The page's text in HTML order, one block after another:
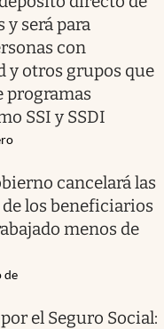
y será para
con
y otros grupos que
programas
SSI y SSDI
cancelará las
los beneficiarios
menos de
de
el Seguro Social: